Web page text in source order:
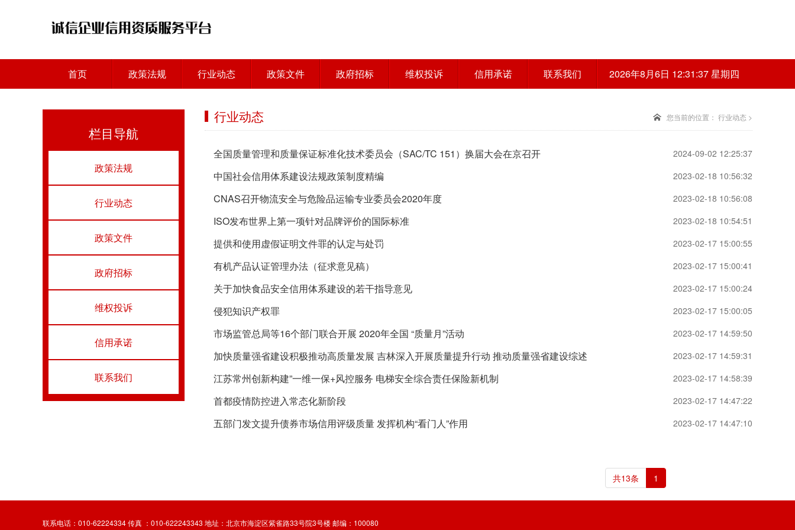
首页 政策法规 行业动态 政策文件 政府招标 维权投诉 信用承诺 联系我们 2026年8月6日 12:31:37 星期四
栏目导航
政策法规
行业动态
政策文件
政府招标
维权投诉
信用承诺
联系我们
行业动态 您当前的位置： 行业动态 >
全国质量管理和质量保证标准化技术委员会（SAC/TC 151）换届大会在京召开 2024-09-02 12:25:37
中国社会信用体系建设法规政策制度精编 2023-02-18 10:56:32
CNAS召开物流安全与危险品运输专业委员会2020年度 2023-02-18 10:56:08
ISO发布世界上第一项针对品牌评价的国际标准 2023-02-18 10:54:51
提供和使用虚假证明文件罪的认定与处罚 2023-02-17 15:00:55
有机产品认证管理办法（征求意见稿） 2023-02-17 15:00:41
关于加快食品安全信用体系建设的若干指导意见 2023-02-17 15:00:24
侵犯知识产权罪 2023-02-17 15:00:05
市场监管总局等16个部门联合开展 2020年全国 “质量月”活动 2023-02-17 14:59:50
加快质量强省建设积极推动高质量发展 吉林深入开展质量提升行动 推动质量强省建设综述 2023-02-17 14:59:31
江苏常州创新构建”一维一保+风控服务 电梯安全综合责任保险新机制 2023-02-17 14:58:39
首都疫情防控进入常态化新阶段 2023-02-17 14:47:22
五部门发文提升债券市场信用评级质量 发挥机构“看门人”作用 2023-02-17 14:47:10
共13条 1
联系电话：010-62224334 传真 ：010-622243343 地址：北京市海淀区紫雀路33号院3号楼 邮编：100080